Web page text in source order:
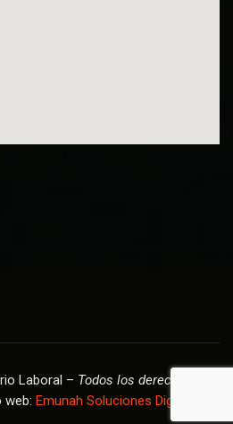
Laboral – Todos los derechos
web: Emunah Soluciones Digitales